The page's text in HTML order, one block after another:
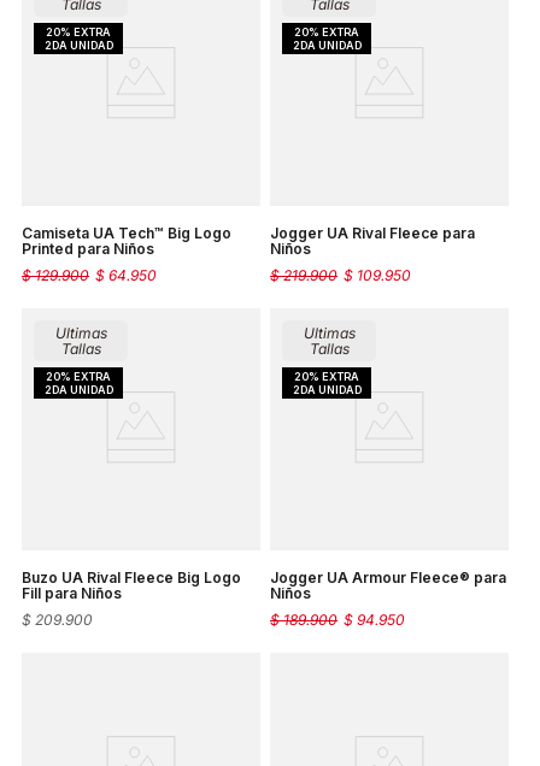
Tallas
Camiseta UA Tech™ Big Logo
Printed para Niños
$ 64.950
$ 129.900
Tallas
Jogger UA Rival Fleece para
Niños
$ 109.950
$ 219.900
Ultimas
Tallas
Buzo UA Rival Fleece Big Logo
Fill para Niños
$ 209.900
Ultimas
Tallas
Jogger UA Armour Fleece® para
Niños
$ 94.950
$ 189.900